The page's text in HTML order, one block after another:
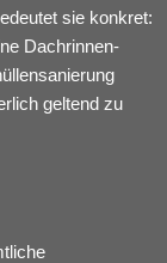
sie konkret:
Dachrinnen-
geltend zu